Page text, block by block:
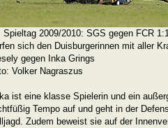
Spieltag 2009/2010: SGS gegen FCR
sich den Duisburgerinnen mit aller
gegen Inka Grings
Volker Nagraszus
ist eine klasse Spielerin und ein
Tempo auf und geht in der
Zudem beweist sie auf der